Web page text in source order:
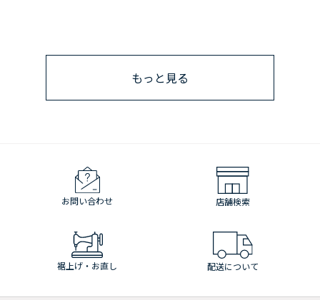
もっと見る
お問い合わせ 店舗検索
裾上げ・お直し 配送について